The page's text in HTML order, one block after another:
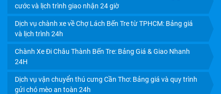
CHÀNH XE VĨNH LONG: GIÁ CƯỚC RẺ, GIAO NHẬN
cước và lịch trình giao nhận 24 giờ
Dịch vụ chành xe về Chợ Lách Bến Tre từ TPHCM: Bảng giá
và lịch trình 24h
Chành Xe Đi Châu Thành Bến Tre: Bảng Giá & Giao Nhanh
24H
Dịch vụ vận chuyển thú cưng Cần Thơ: Bảng giá và quy trình
gửi chó mèo an toàn 24h